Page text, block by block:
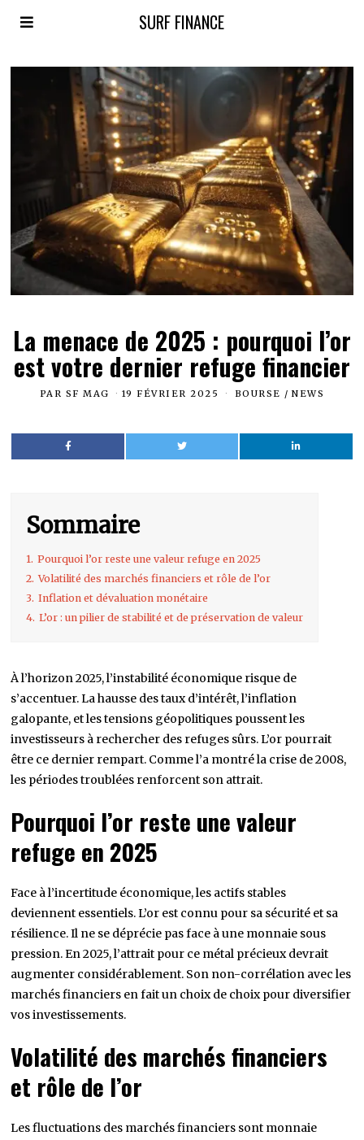
SURF FINANCE
La menace de 2025 : pourquoi l’or
est votre dernier refuge financier
PAR SF MAG 19 FÉVRIER 2025 BOURSE / NEWS
Sommaire
1. Pourquoi l’or reste une valeur refuge en 2025
2. Volatilité des marchés financiers et rôle de l’or
3. Inflation et dévaluation monétaire
4. L’or : un pilier de stabilité et de préservation de valeur
À l’horizon 2025, l’instabilité économique risque de
s’accentuer. La hausse des taux d’intérêt, l’inflation
galopante, et les tensions géopolitiques poussent les
investisseurs à rechercher des refuges sûrs. L’or pourrait
être ce dernier rempart. Comme l’a montré la crise de 2008,
les périodes troublées renforcent son attrait.
Pourquoi l’or reste une valeur
refuge en 2025
Face à l’incertitude économique, les actifs stables
deviennent essentiels. L’or est connu pour sa sécurité et sa
résilience. Il ne se déprécie pas face à une monnaie sous
pression. En 2025, l’attrait pour ce métal précieux devrait
augmenter considérablement. Son non-corrélation avec les
marchés financiers en fait un choix de choix pour diversifier
vos investissements.
Volatilité des marchés financiers
et rôle de l’or
Les fluctuations des marchés financiers sont monnaie